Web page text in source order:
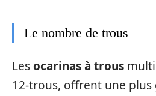
Le nombre de trous
Lesocarinas à trous
12-trous, offrent une